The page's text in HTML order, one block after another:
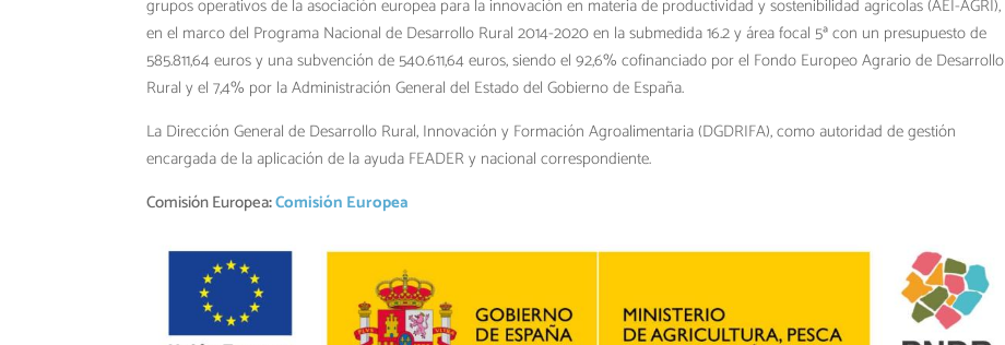
grupos operativos de la asociación europea para la innovación en materia de productividad y sostenibilidad agrícolas (AEI-AGRI),
en el marco del Programa Nacional de Desarrollo Rural 2014-2020 en la submedida 16.2 y área focal 5ª con un presupuesto de
585.811,64 euros y una subvención de 540.611,64 euros, siendo el 92,6% cofinanciado por el Fondo Europeo Agrario de Desarrollo
Rural y el 7,4% por la Administración General del Estado del Gobierno de España.
La Dirección General de Desarrollo Rural, Innovación y Formación Agroalimentaria (DGDRIFA), como autoridad de gestión
encargada de la aplicación de la ayuda FEADER y nacional correspondiente.
Comisión Europea:Comisión Europea